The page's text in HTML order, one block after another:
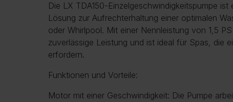
Die LX TDA150-Einzelgeschwindigkeitspumpe
Lösung zur Aufrechterhaltung einer optimalen
oder Whirlpool. Mit einer Nennleistung von 1,5
zuverlässige Leistung und ist ideal für Spas, die
erfordern.
Funktionen und Vorteile:
Motor mit einer Geschwindigkeit: Die Pumpe